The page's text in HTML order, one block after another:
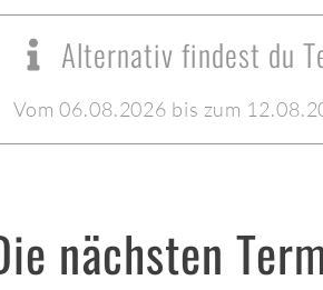
Alternativ findest du
Vom 06.08.2026 bis zum
nächsten